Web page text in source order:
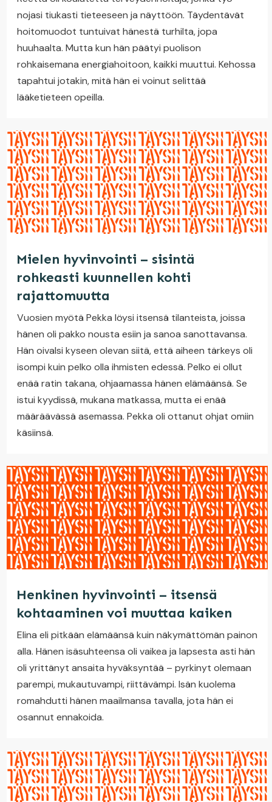
nojasi tiukasti tieteeseen ja näyttöön. Täydentävät
hoitomuodot tuntuivat hänestä turhilta, jopa
huuhaalta. Mutta kun hän päätyi puolison
rohkaisemana energiahoitoon, kaikki muuttui. Kehossa
tapahtui jotakin, mitä hän ei voinut selittää
lääketieteen opeilla.
Mielen hyvinvointi – sisintä
rohkeasti kuunnellen kohti
rajattomuutta
Vuosien myötä Pekka löysi itsensä tilanteista, joissa
hänen oli pakko nousta esiin ja sanoa sanottavansa.
Hän oivalsi kyseen olevan siitä, että aiheen tärkeys oli
isompi kuin pelko olla ihmisten edessä. Pelko ei ollut
enää ratin takana, ohjaamassa hänen elämäänsä. Se
istui kyydissä, mukana matkassa, mutta ei enää
määräävässä asemassa. Pekka oli ottanut ohjat omiin
käsiinsä.
Henkinen hyvinvointi – itsensä
kohtaaminen voi muuttaa kaiken
Elina eli pitkään elämäänsä kuin näkymättömän painon
alla. Hänen isäsuhteensa oli vaikea ja lapsesta asti hän
oli yrittänyt ansaita hyväksyntää – pyrkinyt olemaan
parempi, mukautuvampi, riittävämpi. Isän kuolema
romahdutti hänen maailmansa tavalla, jota hän ei
osannut ennakoida.